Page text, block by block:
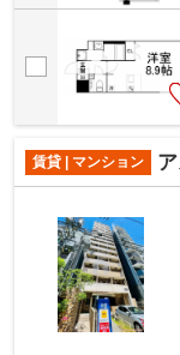
賃貸 | マンション